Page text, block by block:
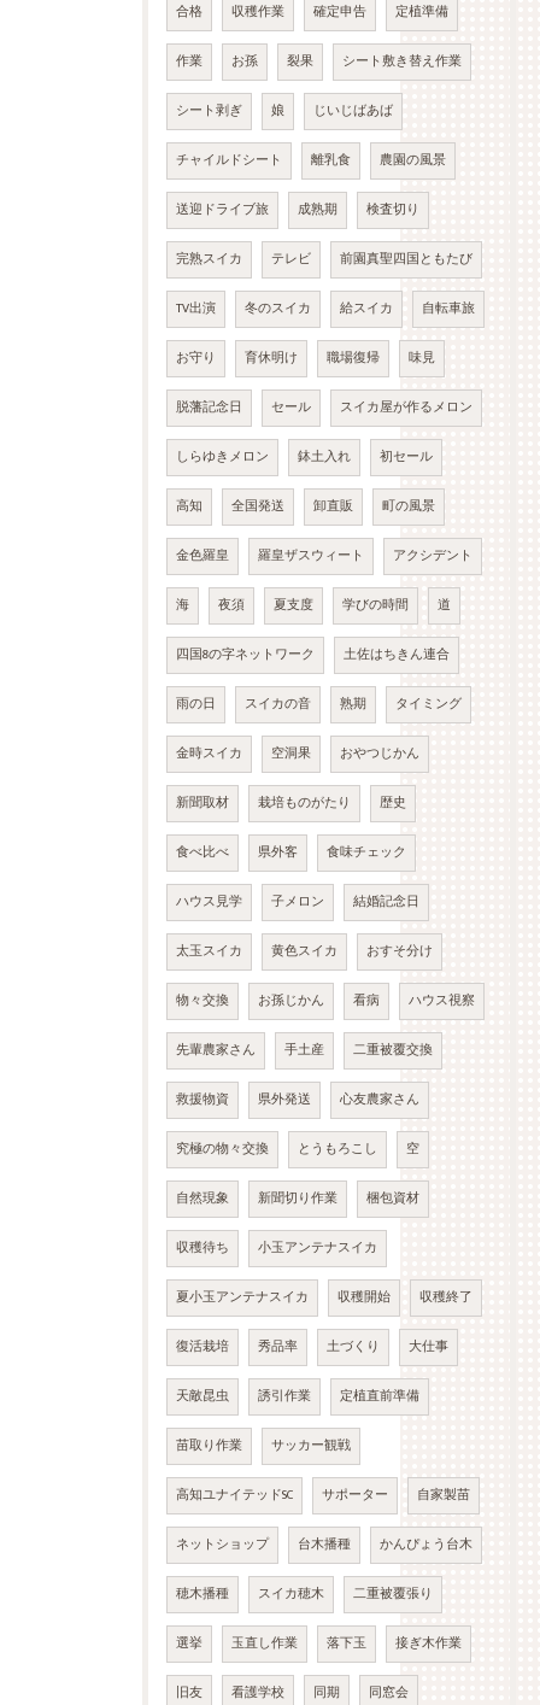
合格 収穫作業 確定申告 定植準備
作業 お孫 裂果 シート敷き替え作業
シート剥ぎ 娘 じいじばあば
チャイルドシート 離乳食 農園の風景
送迎ドライブ旅 成熟期 検査切り
完熟スイカ テレビ 前園真聖四国ともたび
TV出演 冬のスイカ 給スイカ 自転車旅
お守り 育休明け 職場復帰 味見
脱藩記念日 セール スイカ屋が作るメロン
しらゆきメロン 鉢土入れ 初セール
高知 全国発送 卸直販 町の風景
金色羅皇 羅皇ザスウィート アクシデント
海 夜須 夏支度 学びの時間 道
四国8の字ネットワーク 土佐はちきん連合
雨の日 スイカの音 熟期 タイミング
金時スイカ 空洞果 おやつじかん
新聞取材 栽培ものがたり 歴史
食べ比べ 県外客 食味チェック
ハウス見学 子メロン 結婚記念日
太玉スイカ 黄色スイカ おすそ分け
物々交換 お孫じかん 看病 ハウス視察
先輩農家さん 手土産 二重被覆交換
救援物資 県外発送 心友農家さん
究極の物々交換 とうもろこし 空
自然現象 新聞切り作業 梱包資材
収穫待ち 小玉アンテナスイカ
夏小玉アンテナスイカ 収穫開始 収穫終了
復活栽培 秀品率 土づくり 大仕事
天敵昆虫 誘引作業 定植直前準備
苗取り作業 サッカー観戦
高知ユナイテッドSC サポーター 自家製苗
ネットショップ 台木播種 かんぴょう台木
穂木播種 スイカ穂木 二重被覆張り
選挙 玉直し作業 落下玉 接ぎ木作業
旧友 看護学校 同期 同窓会